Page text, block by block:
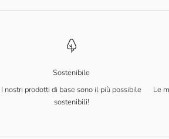
Sostenibile
I nostri prodotti di base sono il più possibile
sostenibili!
Le